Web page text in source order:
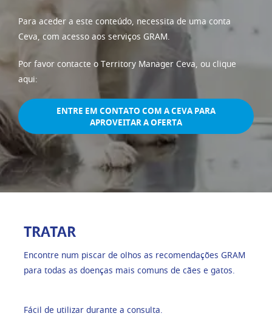
Para aceder a este conteúdo, necessita de uma conta
Ceva, com acesso aos serviços GRAM.
Por favor contacte o Territory Manager Ceva, ou clique
aqui:
ENTRE EM CONTATO COM A CEVA PARA
APROVEITAR A OFERTA
TRATAR
Encontre num piscar de olhos as recomendações GRAM
para todas as doenças mais comuns de cães e gatos.
Fácil de utilizar durante a consulta.